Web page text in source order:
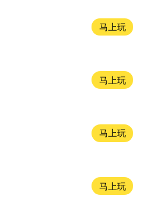
马上玩
马上玩
马上玩
马上玩